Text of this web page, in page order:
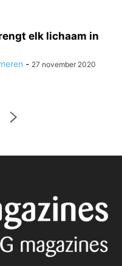
elk lichaam in
- 27 november 2020